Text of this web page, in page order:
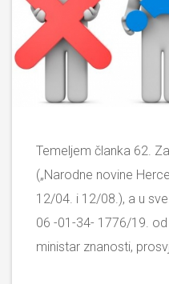
Temeljem članka 62.
(„Narodne novine
12/04. i 12/08.), a u
06 -01-34- 1776/19.
ministar znanosti,